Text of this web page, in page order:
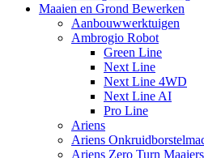
Maaien en Grond Bewerken
Aanbouwwerktuigen
Ambrogio Robot
Green Line
Next Line
Next Line 4WD
Next Line AI
Pro Line
Ariens
Ariens
Ariens Zero Turn Maaiers